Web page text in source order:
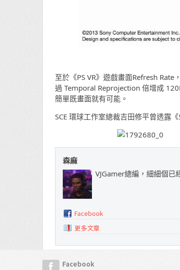
至於《PS VR》遊戲畫面Refresh
過 Temporal Reprojection 倍增成
簡單既畫面就有可能。
SCE 環球工作室總裁吉田修平曾透露
森麻
VJGamer總編，細細個已
Facebook
更多文章
Facebook